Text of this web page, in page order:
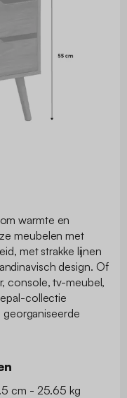
warmte en
meubelen met
met strakke lijnen
design. Of
console, tv-meubel,
collectie
georganiseerde
cm - 25.65 kg